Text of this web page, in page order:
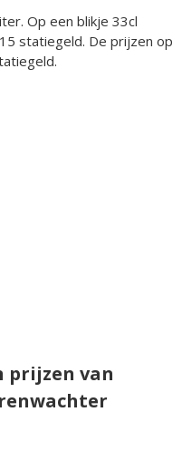
Op een blikje 33cl
statiegeld. De prijzen op
prijzen van